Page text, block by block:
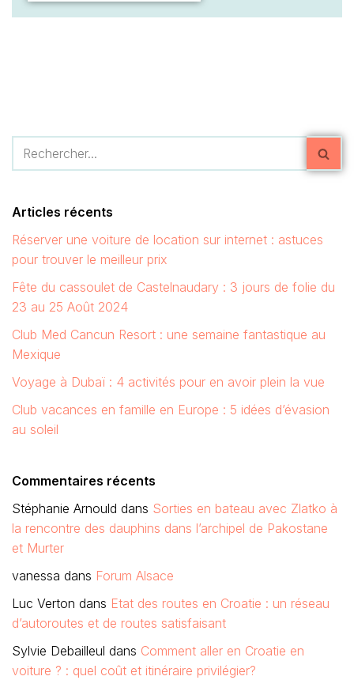
Articles récents
Réserver une voiture de location sur internet : astuces
pour trouver le meilleur prix
Fête du cassoulet de Castelnaudary : 3 jours de folie du
23 au 25 Août 2024
Club Med Cancun Resort : une semaine fantastique au
Mexique
Voyage à Dubaï : 4 activités pour en avoir plein la vue
Club vacances en famille en Europe : 5 idées d’évasion
au soleil
Commentaires récents
Stéphanie Arnould dans Sorties en bateau avec Zlatko à
la rencontre des dauphins dans l’archipel de Pakostane
et Murter
vanessa dans Forum Alsace
Luc Verton dans Etat des routes en Croatie : un réseau
d’autoroutes et de routes satisfaisant
Sylvie Debailleul dans Comment aller en Croatie en
voiture ? : quel coût et itinéraire privilégier?